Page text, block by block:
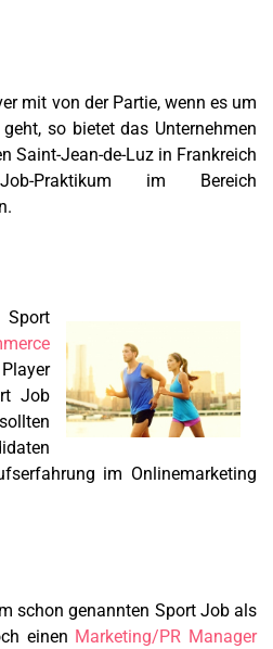
mit von der Partie, wenn es um
so bietet das Unternehmen
Saint-Jean-de-Luz in Frankreich
Praktikum im Bereich
Sport
Job
im Onlinemarketing
schon genannten Sport Job als
einen Marketing/PR Manager